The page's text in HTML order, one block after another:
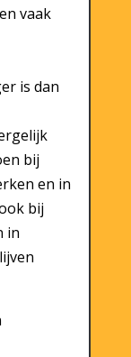
vaak
is dan
bij
en in
bij
in